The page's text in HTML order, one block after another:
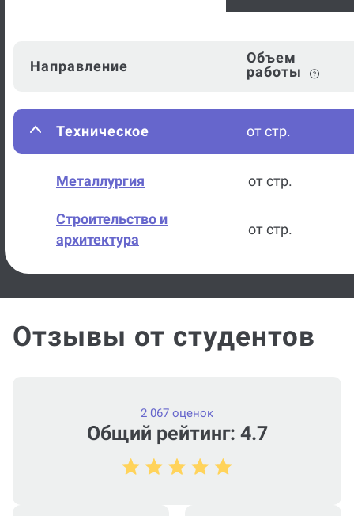
Направление
Объем
работы
Техническое от стр.
Металлургия от стр.
Строительство и
архитектура
от стр.
Отзывы от студентов
Общий рейтинг: 4.7
2 067 оценок